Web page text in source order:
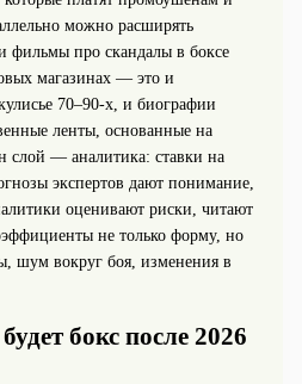
можно расширять
фильмы про скандалы в боксе
магазинах — это и
70–90‑х, и биографии
ленты, основанные на
слой — аналитика: ставки на
экспертов дают понимание,
оценивают риски, читают
не только форму, но
шум вокруг боя, изменения в
бокс после 2026